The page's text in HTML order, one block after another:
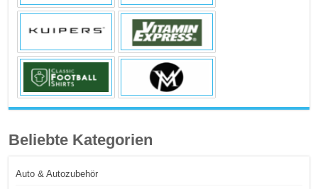
Beliebte Kategorien
Auto & Autozubehör